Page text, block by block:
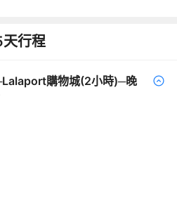
天行程
購物城(2小時)─晚